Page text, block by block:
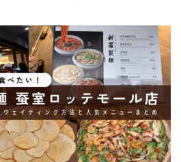
のベーカリーカフェ。ふわっと軽い
香りが特徴で、いくつでも食べ ...